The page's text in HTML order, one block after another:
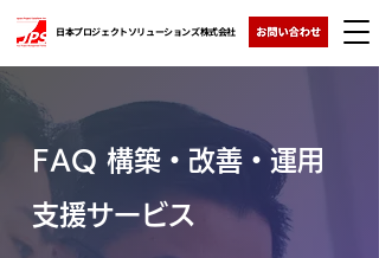
日本プロジェクトソリューションズ株式会社
FAQ 構築・改善・運用
支援サービス